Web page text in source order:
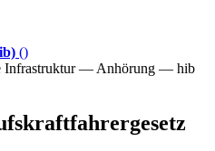
()
Infrastruktur — Anhörung — hib